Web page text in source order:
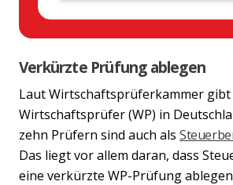
Verkürzte Prüfung ablegen
Laut Wirtschaftsprüferkammer gibt
Wirtschaftsprüfer (WP) in
zehn Prüfern sind auch als
Das liegt vor allem daran, dass
eine verkürzte WP-Prüfung